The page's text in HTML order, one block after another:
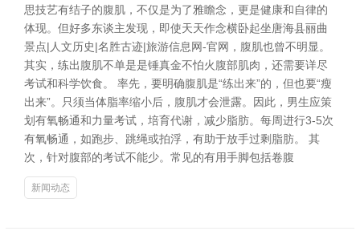
思技艺有结子的腹肌，不仅是为了雅瞻念，更是健康和自律的
体现。但好多东谈主发现，即使天天作念横卧起坐唐海县丽曲
景点|人文历史|名胜古迹|旅游信息网-官网，腹肌也曾不明显。
其实，练出腹肌不单是是锤真金不怕火腹部肌肉，还需要详尽
考试和科学饮食。 率先，要明确腹肌是“练出来”的，但也要“瘦
出来”。只须当体脂率缩小后，腹肌才会泄露。因此，男生应策
划有氧畅通和力量考试，培育代谢，减少脂肪。每周进行3-5次
有氧畅通，如跑步、跳绳或拍浮，有助于放手过剩脂肪。 其
次，针对腹部的考试不能少。常见的有用手脚包括卷腹
新闻动态